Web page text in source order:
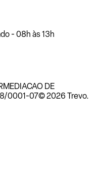
- 08h às 13h
DE
0001-07© 2026 Trevo.